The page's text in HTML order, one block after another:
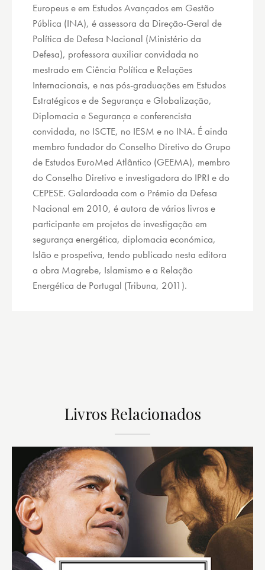
Europeus e em Estudos Avançados em Gestão
Pública (INA), é assessora da Direção-Geral de
Política de Defesa Nacional (Ministério da
Defesa), professora auxiliar convidada no
mestrado em Ciência Política e Relações
Internacionais, e nas pós-graduações em Estudos
Estratégicos e de Segurança e Globalização,
Diplomacia e Segurança e conferencista
convidada, no ISCTE, no IESM e no INA. É ainda
membro fundador do Conselho Diretivo do Grupo
de Estudos EuroMed Atlântico (GEEMA), membro
do Conselho Diretivo e investigadora do IPRI e do
CEPESE. Galardoada com o Prémio da Defesa
Nacional em 2010, é autora de vários livros e
participante em projetos de investigação em
segurança energética, diplomacia económica,
Islão e prospetiva, tendo publicado nesta editora
a obra Magrebe, Islamismo e a Relação
Energética de Portugal (Tribuna, 2011).
Livros Relacionados